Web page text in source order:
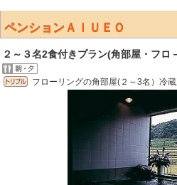
ペンションＡＩＵＥＯ
２～３名2食付きプラン(角部屋・フロ
フローリングの角部屋(２～3名）冷